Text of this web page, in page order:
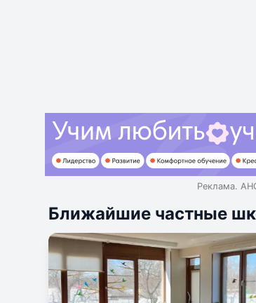
Реклама.
Ближайшие частные